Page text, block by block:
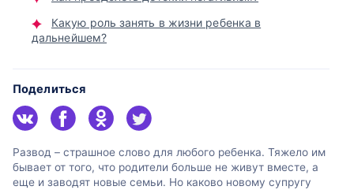
Какую роль занять в жизни ребенка в
дальнейшем?
Поделиться
Развод – страшное слово для любого ребенка. Тяжело им
бывает от того, что родители больше не живут вместе, а
еще и заводят новые семьи. Но каково новому супругу